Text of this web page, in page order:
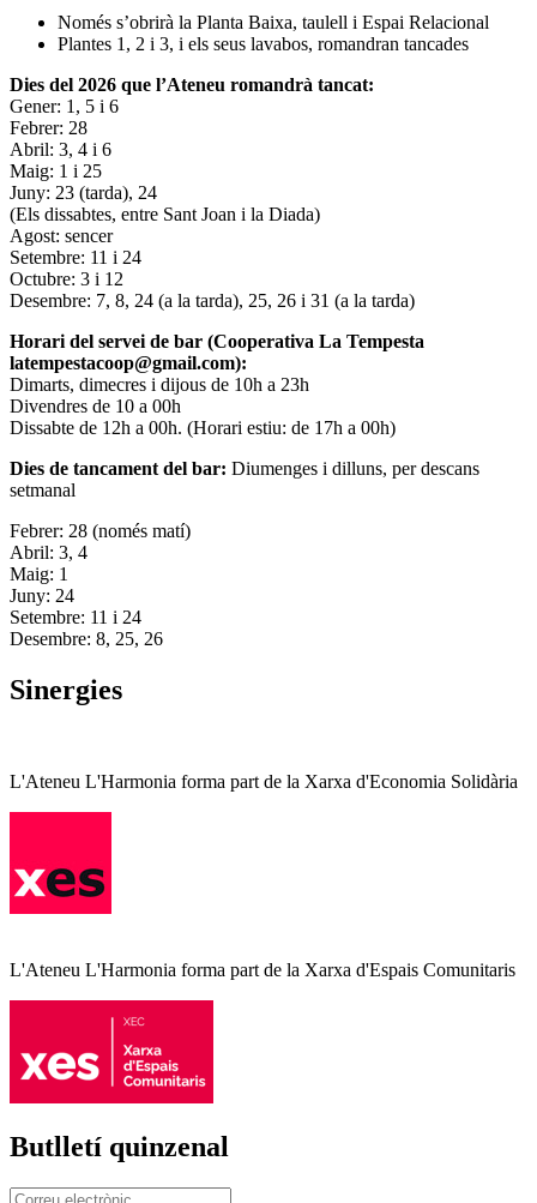
Només s’obrirà la Planta Baixa, taulell i Espai Relacional
Plantes 1, 2 i 3, i els seus lavabos, romandran tancades
Dies del 2026 que l’Ateneu romandrà tancat:
Gener: 1, 5 i 6
Febrer: 28
Abril: 3, 4 i 6
Maig: 1 i 25
Juny: 23 (tarda), 24
(Els dissabtes, entre Sant Joan i la Diada)
Agost: sencer
Setembre: 11 i 24
Octubre: 3 i 12
Desembre: 7, 8, 24 (a la tarda), 25, 26 i 31 (a la tarda)
Horari del servei de bar (Cooperativa La Tempesta
latempestacoop@gmail.com):
Dimarts, dimecres i dijous de 10h a 23h
Divendres de 10 a 00h
Dissabte de 12h a 00h. (Horari estiu: de 17h a 00h)
Dies de tancament del bar: Diumenges i dilluns, per descans
setmanal
Febrer: 28 (només matí)
Abril: 3, 4
Maig: 1
Juny: 24
Setembre: 11 i 24
Desembre: 8, 25, 26
Sinergies
L'Ateneu L'Harmonia forma part de la Xarxa d'Economia Solidària
L'Ateneu L'Harmonia forma part de la Xarxa d'Espais Comunitaris
Butlletí quinzenal